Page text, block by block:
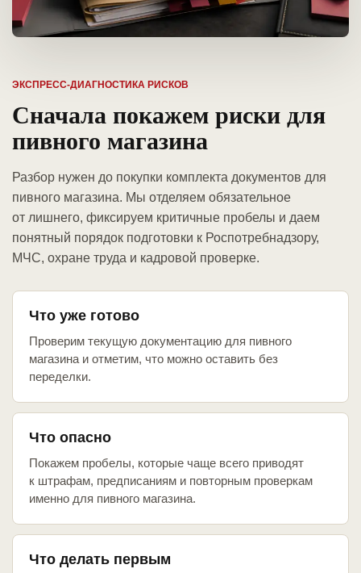
ЭКСПРЕСС-ДИАГНОСТИКА РИСКОВ
Сначала покажем риски для
пивного магазина
Разбор нужен до покупки комплекта документов для
пивного магазина. Мы отделяем обязательное
от лишнего, фиксируем критичные пробелы и даем
понятный порядок подготовки к Роспотребнадзору,
МЧС, охране труда и кадровой проверке.
Что уже готово
Проверим текущую документацию для пивного
магазина и отметим, что можно оставить без
переделки.
Что опасно
Покажем пробелы, которые чаще всего приводят
к штрафам, предписаниям и повторным проверкам
именно для пивного магазина.
Что делать первым